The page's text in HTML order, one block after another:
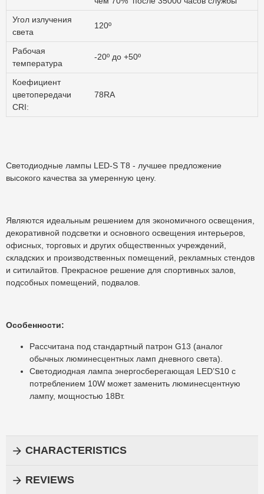
Угол излучения
света
120º
Рабочая
температура
-20º до +50º
Коефициент
цветопередачи
CRI:
78RA
Светодиодные лампы LED-S Т8 - лучшее предложение
высокого качества за умеренную цену.
Являются идеальным решением для экономичного освещения,
декоративной подсветки и основного освещения интерьеров,
офисных, торговых и других общественных учреждений,
складских и производственных помещений, рекламных стендов
и ситилайтов. Прекрасное решение для спортивных залов,
подсобных помещений, подвалов.
Особенности:
Рассчитана под стандартный патрон G13 (аналог
обычных люминесцентных ламп дневного света).
Светодиодная лампа энергосберегающая LED’S10 с
потреблением 10W может заменить люминесцентную
лампу, мощностью 18Вт.
CHARACTERISTICS
REVIEWS